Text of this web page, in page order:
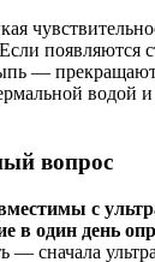
появляются
—
водой
вопрос
с
в один день
— сначала